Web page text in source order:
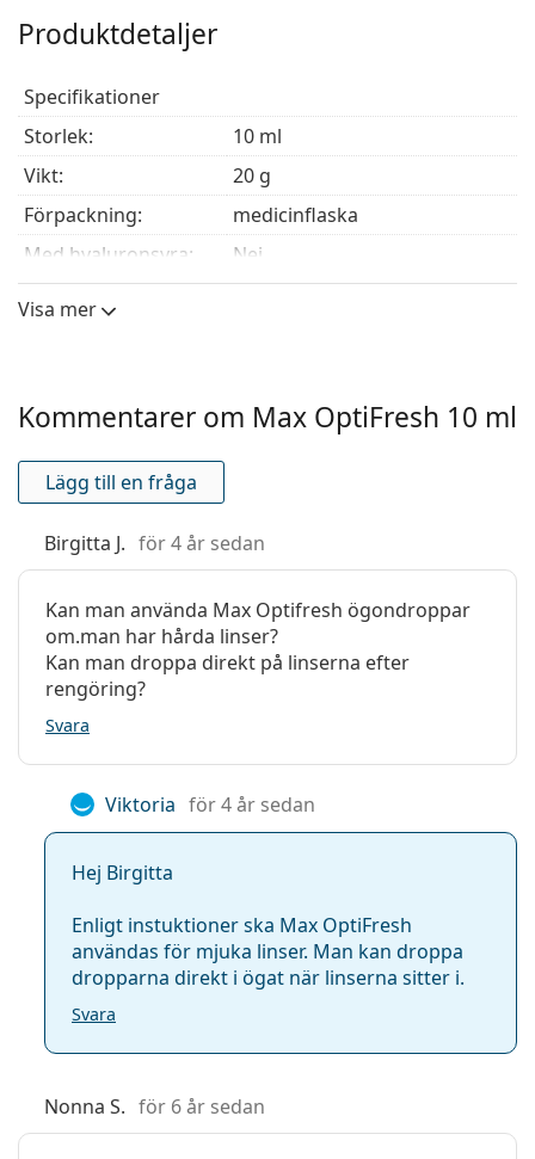
Produktdetaljer
Specifikationer
storlek:
10 ml
Vikt:
20 g
Förpackning:
medicinflaska
Med hyaluronsyra:
Nej
Användningsperiod
30 dagar
Förfallodatum:
linser:
Kategori:
Ögondroppar
Tillbehör
Visa mer
Kommentarer om Max OptiFresh 10 ml
Lägg till en fråga
Birgitta J. för 4 år sedan
Kan man använda Max Optifresh ögondroppar
om.man har hårda linser?
Kan man droppa direkt på linserna efter
rengöring?
Svara
Viktoria för 4 år sedan
Hej Birgitta
Enligt instuktioner ska Max OptiFresh
användas för mjuka linser. Man kan droppa
dropparna direkt i ögat när linserna sitter i.
Svara
Nonna S. för 6 år sedan